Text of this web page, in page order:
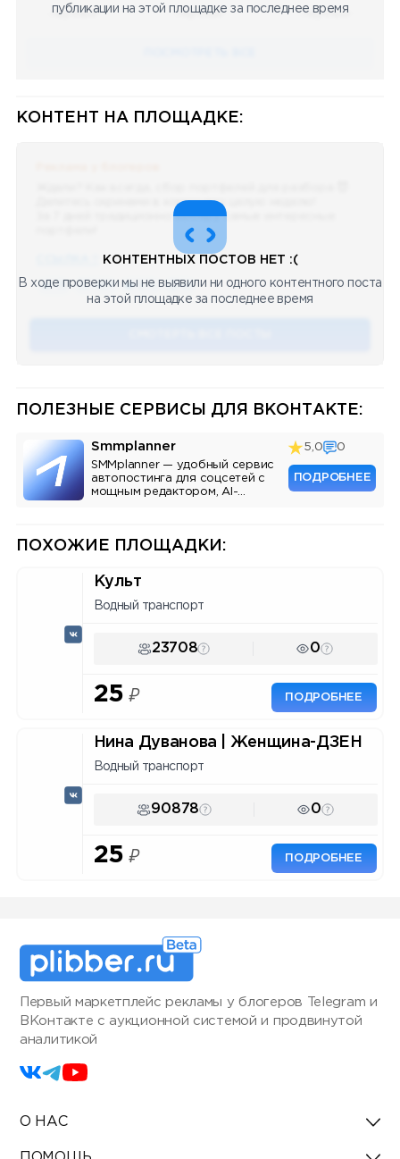
Научный
Научный
Научный
публикации на этой площадке за последнее время
КОНТЕНТ НА ПЛОЩАДКЕ:
Делитесь скринами в комментах целую неделю!
За 7 дней традиционно выберу самые интересные
🔥 75 👍🏻 487 ❤️ 875 🥴 19 12.4k 12:45
КОНТЕНТНЫХ ПОСТОВ НЕТ :(
В ходе проверки мы не выявили ни одного контентного поста
на этой площадке за последнее время
ПОЛЕЗНЫЕ СЕРВИСЫ ДЛЯ ВКОНТАКТЕ:
Smmplanner
SMMplanner — удобный сервис
автопостинга для соцсетей с
мощным редактором, AI-
5,0 0
ПОДРОБНЕЕ
ПОХОЖИЕ ПЛОЩАДКИ:
Культ
Водный транспорт
23708 0
25 ₽ ПОДРОБНЕЕ
Нина Дуванова | Женщина-ДЗЕН
Водный транспорт
90878 0
25 ₽ ПОДРОБНЕЕ
Первый маркетплейс рекламы у блогеров Telegram и
ВКонтакте с аукционной системой и продвинутой
аналитикой
О НАС